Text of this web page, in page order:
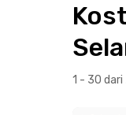
1 - 30 dari